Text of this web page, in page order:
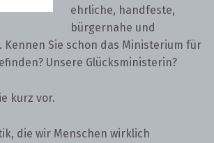
ehrliche, handfeste,
bürgernahe und
Kennen Sie schon das Ministerium für
Unsere Glücksministerin?
kurz vor.
die wir Menschen wirklich